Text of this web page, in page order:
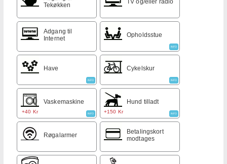
Tekøkken
Adgang til
Internet
Opholdsstue
INFO
Have
INFO
Cykelskur
INFO
+40 Kr
Vaskemaskine
INFO +150 Kr
Hund tilladt
INFO
Røgalarmer
Betalingskort
modtages